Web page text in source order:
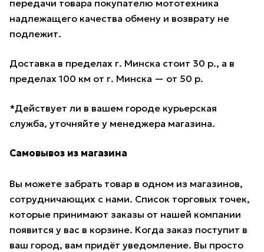
передачи товара покупателю мототехника
надлежащего качества обмену и возврату не
подлежит.
Доставка в пределах г. Минска стоит 30 р., а в
пределах 100 км от г. Минска — от 50 р.
*Действует ли в вашем городе курьерская
служба, уточняйте у менеджера магазина.
Самовывоз из магазина
Вы можете забрать товар в одном из магазинов,
сотрудничающих с нами. Список торговых точек,
которые принимают заказы от нашей компании
появится у вас в корзине. Когда заказ поступит в
ваш город, вам придёт уведомление. Вы просто